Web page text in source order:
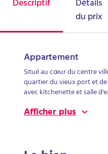
Descriptif Détails
du prix
Appartement
Situé au cœur du centre
quartier du vieux port et
avec kitchenette et salle
Afficher plus